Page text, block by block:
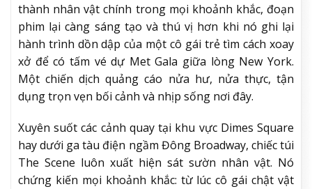
thành nhân vật chính trong mọi khoảnh khắc, đoạn
phim lại càng sáng tạo và thú vị hơn khi nó ghi lại
hành trình dồn dập của một cô gái trẻ tìm cách xoay
xở để có tấm vé dự Met Gala giữa lòng New York.
Một chiến dịch quảng cáo nửa hư, nửa thực, tận
dụng trọn vẹn bối cảnh và nhịp sống nơi đây.
Xuyên suốt các cảnh quay tại khu vực Dimes Square
hay dưới ga tàu điện ngầm Đông Broadway, chiếc túi
The Scene luôn xuất hiện sát sườn nhân vật. Nó
chứng kiến mọi khoảnh khắc: từ lúc cô gái chật vật